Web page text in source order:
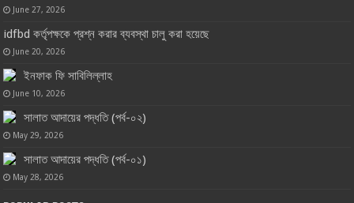
June 27, 2026
idfbd কর্তৃপক্ষকে প্রশ্ন করার ব্যবস্থা চালু করা হয়েছে
June 20, 2026
ইনফাক ফি সাবিলিল্লাহ
June 10, 2026
সালাত আদায়ের পদ্ধতি (পর্ব-০২)
May 29, 2026
সালাত আদায়ের পদ্ধতি (পর্ব-০১)
May 28, 2026